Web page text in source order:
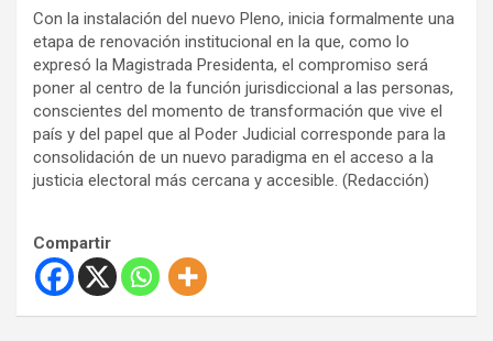
Con la instalación del nuevo Pleno, inicia formalmente una
etapa de renovación institucional en la que, como lo
expresó la Magistrada Presidenta, el compromiso será
poner al centro de la función jurisdiccional a las personas,
conscientes del momento de transformación que vive el
país y del papel que al Poder Judicial corresponde para la
consolidación de un nuevo paradigma en el acceso a la
justicia electoral más cercana y accesible. (Redacción)
Compartir